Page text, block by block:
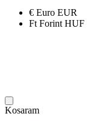
€ Euro EUR
Ft Forint HUF
Kosaram